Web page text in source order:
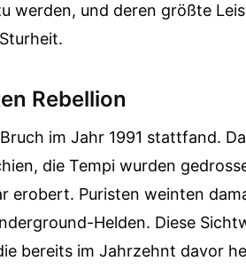
werden, und deren größte
Rebellion
im Jahr 1991 stattfand.
die Tempi wurden
erobert. Puristen weinten
Helden. Diese
bereits im Jahrzehnt davor